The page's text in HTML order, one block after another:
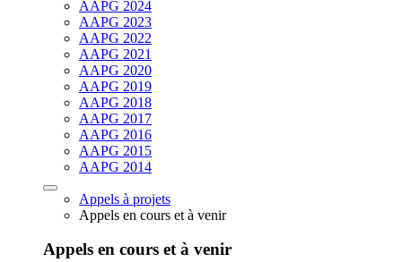
AAPG 2024
AAPG 2023
AAPG 2022
AAPG 2021
AAPG 2020
AAPG 2019
AAPG 2018
AAPG 2017
AAPG 2016
AAPG 2015
AAPG 2014
Appels à projets
Appels en cours et à venir
Appels en cours et à venir